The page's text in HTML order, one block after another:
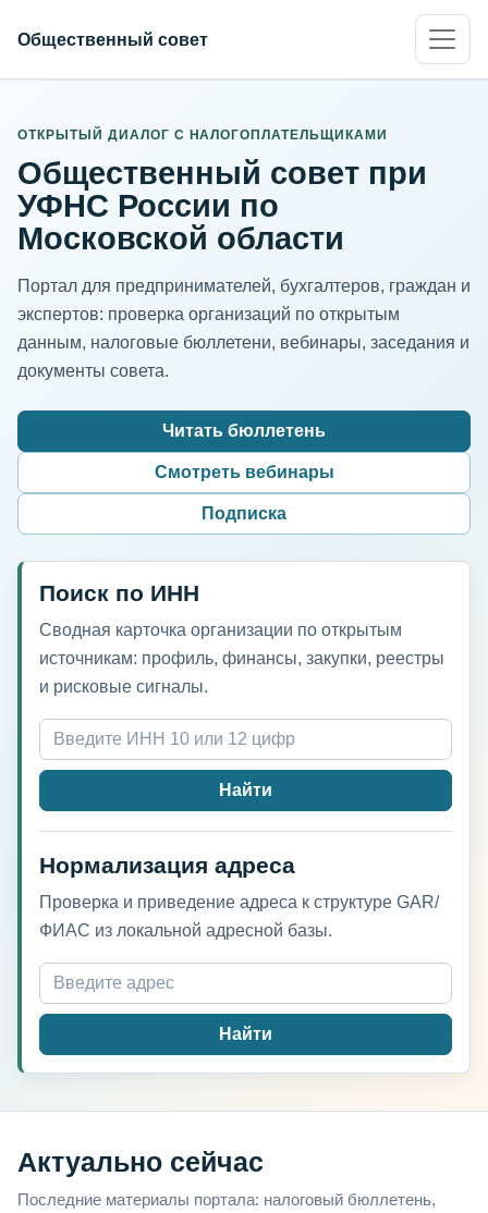
Общественный совет
ОТКРЫТЫЙ ДИАЛОГ С НАЛОГОПЛАТЕЛЬЩИКАМИ
Общественный совет при
УФНС России по
Московской области
Портал для предпринимателей, бухгалтеров, граждан и
экспертов: проверка организаций по открытым
данным, налоговые бюллетени, вебинары, заседания и
документы совета.
Читать бюллетень
Смотреть вебинары
Подписка
Поиск по ИНН
Сводная карточка организации по открытым
источникам: профиль, финансы, закупки, реестры
и рисковые сигналы.
ИНН организации
Найти
Нормализация адреса
Проверка и приведение адреса к структуре GAR/
ФИАС из локальной адресной базы.
Адрес для нормализации
Найти
Актуально сейчас
Последние материалы портала: налоговый бюллетень,